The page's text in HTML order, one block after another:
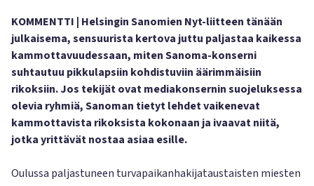
KOMMENTTI | Helsingin Sanomien Nyt-liitteen tänään
julkaisema, sensuurista kertova juttu paljastaa kaikessa
kammottavuudessaan, miten Sanoma-konserni
suhtautuu pikkulapsiin kohdistuviin äärimmäisiin
rikoksiin. Jos tekijät ovat mediakonsernin suojeluksessa
olevia ryhmiä, Sanoman tietyt lehdet vaikenevat
kammottavista rikoksista kokonaan ja ivaavat niitä,
jotka yrittävät nostaa asiaa esille.
Oulussa paljastuneen turvapaikanhakijataustaisten miesten